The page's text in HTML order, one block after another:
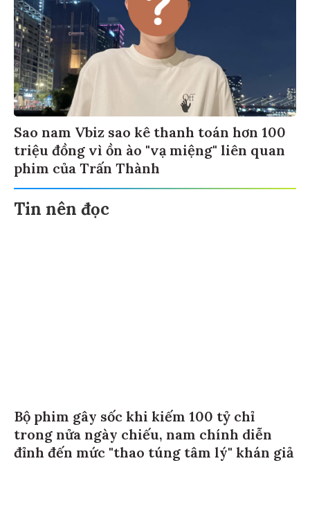
Sao nam Vbiz sao kê thanh toán hơn 100
triệu đồng vì ồn ào "vạ miệng" liên quan
phim của Trấn Thành
Tin nên đọc
Bộ phim gây sốc khi kiếm 100 tỷ chỉ
trong nửa ngày chiếu, nam chính diễn
đỉnh đến mức "thao túng tâm lý" khán giả